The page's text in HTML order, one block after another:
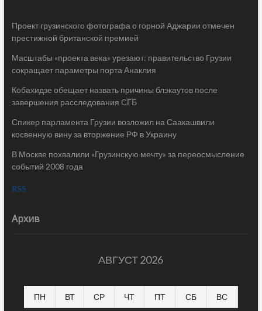
Проект грузинского фотографа о горной Аджарии отмечен
престижной британской премией
Масштабы «проекта века» урезают: правительство Грузии
сокращает параметры порта Анаклия
Кобахидзе обещает назвать причины блэкаутов после
завершения расследования СГБ
Спикер парламента Грузии возложил на Саакашвили
косвенную вину за вторжение РФ в Украину
В Москве похвалили «Грузинскую мечту» за переосмысление
событий 2008 года
RSS
Архив
АВГУСТ 2026
ПН ВТ СР ЧТ ПТ СБ ВС